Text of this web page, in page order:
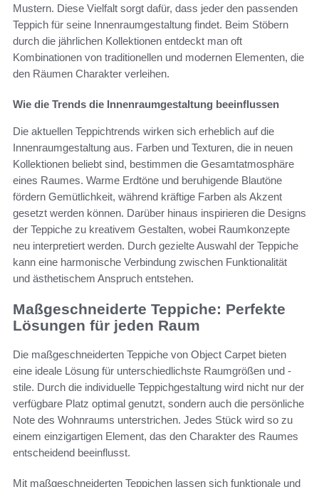
Mustern. Diese Vielfalt sorgt dafür, dass jeder den passenden
Teppich für seine Innenraumgestaltung findet. Beim Stöbern
durch die jährlichen Kollektionen entdeckt man oft
Kombinationen von traditionellen und modernen Elementen, die
den Räumen Charakter verleihen.
Wie die Trends die Innenraumgestaltung beeinflussen
Die aktuellen Teppichtrends wirken sich erheblich auf die
Innenraumgestaltung aus. Farben und Texturen, die in neuen
Kollektionen beliebt sind, bestimmen die Gesamtatmosphäre
eines Raumes. Warme Erdtöne und beruhigende Blautöne
fördern Gemütlichkeit, während kräftige Farben als Akzent
gesetzt werden können. Darüber hinaus inspirieren die Designs
der Teppiche zu kreativem Gestalten, wobei Raumkonzepte
neu interpretiert werden. Durch gezielte Auswahl der Teppiche
kann eine harmonische Verbindung zwischen Funktionalität
und ästhetischem Anspruch entstehen.
Maßgeschneiderte Teppiche: Perfekte
Lösungen für jeden Raum
Die maßgeschneiderten Teppiche von Object Carpet bieten
eine ideale Lösung für unterschiedlichste Raumgrößen und -
stile. Durch die individuelle Teppichgestaltung wird nicht nur der
verfügbare Platz optimal genutzt, sondern auch die persönliche
Note des Wohnraums unterstrichen. Jedes Stück wird so zu
einem einzigartigen Element, das den Charakter des Raumes
entscheidend beeinflusst.
Mit maßgeschneiderten Teppichen lassen sich funktionale und